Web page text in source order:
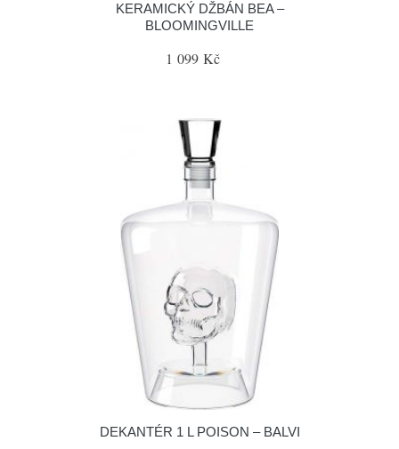
KERAMICKÝ DŽBÁN BEA –
BLOOMINGVILLE
1 099 Kč
DEKANTÉR 1 L POISON – BALVI